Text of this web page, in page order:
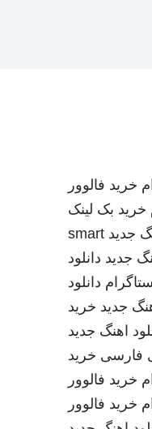
خرید فالوور
خرید بک لینک
جدید smart
جدید دانلود
دانلود
جدید خرید
اهنگ جدید
فارسی خرید
خرید فالوور
خرید فالوور